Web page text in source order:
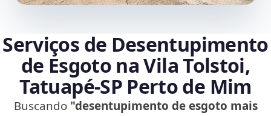
Serviços de Desentupimento
de Esgoto na Vila Tolstoi,
Tatuapé‑SP Perto de Mim
Buscando "desentupimento de esgoto mais